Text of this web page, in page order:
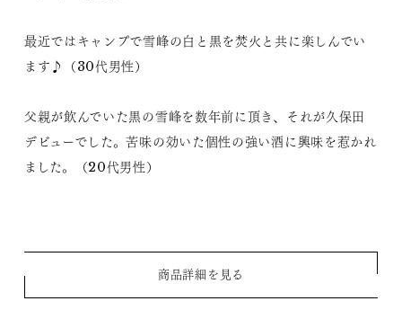
最近ではキャンプで雪峰の白と黒を焚火と共に楽しんでい
ます♪（30代男性）
父親が飲んでいた黒の雪峰を数年前に頂き、それが久保田
デビューでした。苦味の効いた個性の強い酒に興味を惹かれ
ました。（20代男性）
商品詳細を見る